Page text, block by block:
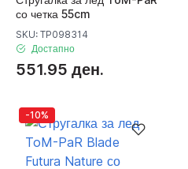
со четка 55cm
SKU: TP098314
Достапно
551.95 ден.
-10%